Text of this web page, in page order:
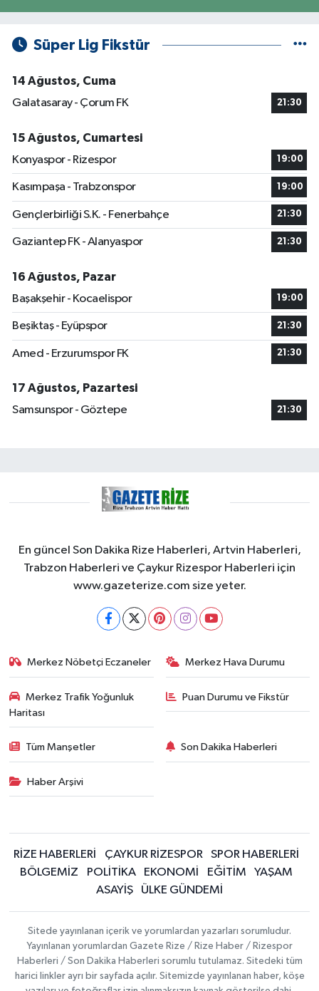
Süper Lig Fikstür
14 Ağustos, Cuma
Galatasaray - Çorum FK
21:30
15 Ağustos, Cumartesi
Konyaspor - Rizespor
19:00
Kasımpaşa - Trabzonspor 19:00
Gençlerbirliği S.K. - Fenerbahçe 21:30
Gaziantep FK - Alanyaspor 21:30
16 Ağustos, Pazar
Başakşehir - Kocaelispor
19:00
Beşiktaş - Eyüpspor 21:30
Amed - Erzurumspor FK 21:30
17 Ağustos, Pazartesi
Samsunspor - Göztepe
21:30
En güncel Son Dakika Rize Haberleri, Artvin Haberleri,
Trabzon Haberleri ve Çaykur Rizespor Haberleri için
www.gazeterize.com size yeter.
Merkez Nöbetçi Eczaneler Merkez Hava Durumu
Merkez Trafik Yoğunluk
Haritası
Puan Durumu ve Fikstür
Tüm Manşetler Son Dakika Haberleri
Haber Arşivi
RİZE HABERLERİ ÇAYKUR RİZESPOR
SPOR HABERLERİ
BÖLGEMİZ
POLİTİKA EKONOMİ EĞİTİM
YAŞAM
ASAYİŞ
ÜLKE GÜNDEMİ
Sitede yayınlanan içerik ve yorumlardan yazarları sorumludur.
Yayınlanan yorumlardan Gazete Rize / Rize Haber / Rizespor
Haberleri / Son Dakika Haberleri sorumlu tutulamaz. Sitedeki tüm
harici linkler ayrı bir sayfada açılır. Sitemizde yayınlanan haber, köşe